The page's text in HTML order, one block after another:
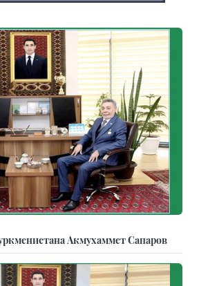
Акмухаммет Сапаров